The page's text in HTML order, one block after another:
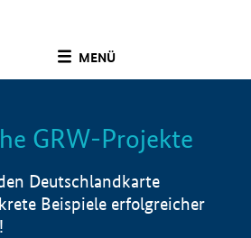
MENÜ
Info
GRW-Projekte
Deutschlandkarte
Beispiele erfolgreicher